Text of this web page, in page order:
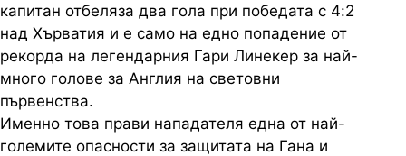
капитан отбеляза два гола при победата с 4:2
над Хърватия и е само на едно попадение от
рекорда на легендарния Гари Линекер за най-
много голове за Англия на световни
първенства.
Именно това прави нападателя една от най-
големите опасности за защитата на Гана и